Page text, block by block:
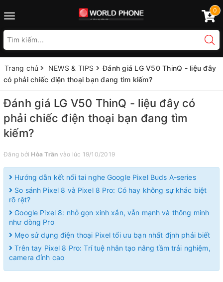
Toggle
0
Trang chủ NEWS & TIPS
Đánh giá LG V50 ThinQ - liệu đây
có phải chiếc điện thoại bạn đang tìm kiếm?
Đánh giá LG V50 ThinQ - liệu đây có
phải chiếc điện thoại bạn đang tìm
kiếm?
Đăng bởi Hòa Trần vào lúc 19/10/2019
Hướng dẫn kết nối tai nghe Google Pixel Buds A-series
So sánh Pixel 8 và Pixel 8 Pro: Có hay không sự khác biệt
rõ rệt?
Google Pixel 8: nhỏ gọn xinh xắn, vẫn mạnh và thông minh
như dòng Pro
Mẹo sử dụng điện thoại Pixel tối ưu bạn nhất định phải biết
Trên tay Pixel 8 Pro: Trí tuệ nhân tạo nâng tầm trải nghiệm,
camera đỉnh cao